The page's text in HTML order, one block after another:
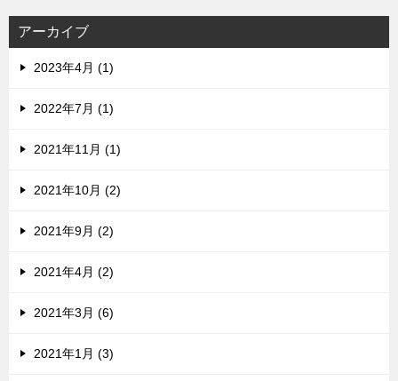
アーカイブ
2023年4月 (1)
2022年7月 (1)
2021年11月 (1)
2021年10月 (2)
2021年9月 (2)
2021年4月 (2)
2021年3月 (6)
2021年1月 (3)